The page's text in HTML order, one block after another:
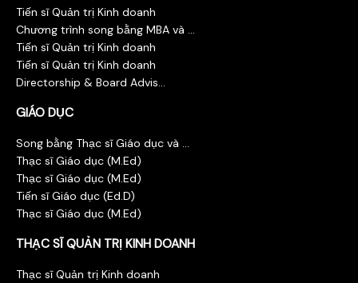
Tiến sĩ Quản trị Kinh doanh
Chương trình song bằng MBA và ...
Tiến sĩ Quản trị Kinh doanh
Tiến sĩ Quản trị Kinh doanh
Directorship & Board Advis...
GIÁO DỤC
Song bằng Thạc sĩ Giáo dục và ...
Thạc sĩ Giáo dục (M.Ed)
Thạc sĩ Giáo dục (M.Ed)
Tiến sĩ Giáo dục (Ed.D)
Thạc sĩ Giáo dục (M.Ed)
THẠC SĨ QUẢN TRỊ KINH DOANH
Thạc sĩ Quản trị Kinh doanh